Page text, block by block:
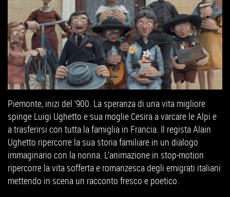
Piemonte, inizi del ‘900. La speranza di una vita migliore
spinge Luigi Ughetto e sua moglie Cesira a varcare le Alpi e
a trasferirsi con tutta la famiglia in Francia. Il regista Alain
Ughetto ripercorre la sua storia familiare in un dialogo
immaginario con la nonna. L’animazione in stop-motion
ripercorre la vita sofferta e romanzesca degli emigrati italiani
mettendo in scena un racconto fresco e poetico.